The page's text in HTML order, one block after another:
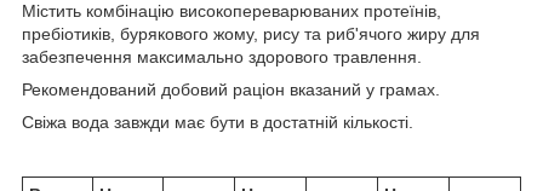
Містить комбінацію високопереварюваних протеїнів,
пребіотиків, бурякового жому, рису та риб'ячого жиру для
забезпечення максимально здорового травлення.
Рекомендований добовий раціон вказаний у грамах.
Свіжа вода завжди має бути в достатній кількості.